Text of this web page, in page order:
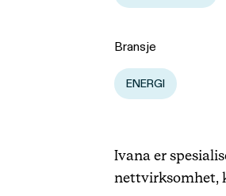
Bransje
ENERGI
Ivana er
nettvirksomhet,